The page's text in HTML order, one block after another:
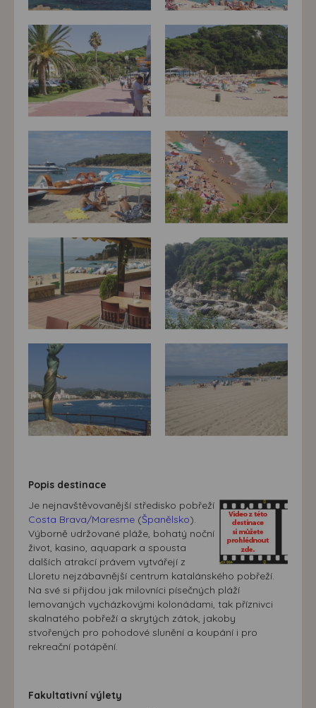
Popis destinace
Je nejnavštěvovanější středisko pobřeží
Costa Brava/Maresme (Španělsko).
Výborně udržované pláže, bohatý noční
život, kasino, aquapark a spousta
dalších atrakcí právem vytvářejí z
Lloretu nejzábavnější centrum katalánského pobřeží.
Na své si přijdou jak milovníci písečných pláží
lemovaných vycházkovými kolonádami, tak příznivci
skalnatého pobřeží a skrytých zátok, jakoby
stvořených pro pohodové slunění a koupání i pro
rekreační potápění.
Fakultativní výlety
máme možnost vytvářet profily založené na Vašich
zájmech. Na základě těchto informací není zpravidla
možná bezprostřední identifikace uživatele. Bez vyjádření
souhlasu, nedojde k zobrazování obsahu a reklam
přizpůsobených Vašim zájmům.